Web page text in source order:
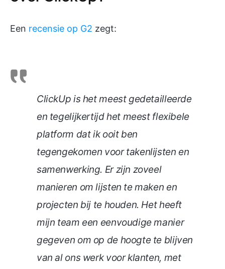
Een recensie op G2 zegt:
ClickUp is het meest gedetailleerde
en tegelijkertijd het meest flexibele
platform dat ik ooit ben
tegengekomen voor takenlijsten en
samenwerking. Er zijn zoveel
manieren om lijsten te maken en
projecten bij te houden. Het heeft
mijn team een eenvoudige manier
gegeven om op de hoogte te blijven
van al ons werk voor klanten, met